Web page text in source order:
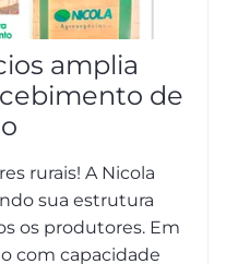
amplia
de
rurais! A Nicola
sua estrutura
os produtores. Em
com capacidade